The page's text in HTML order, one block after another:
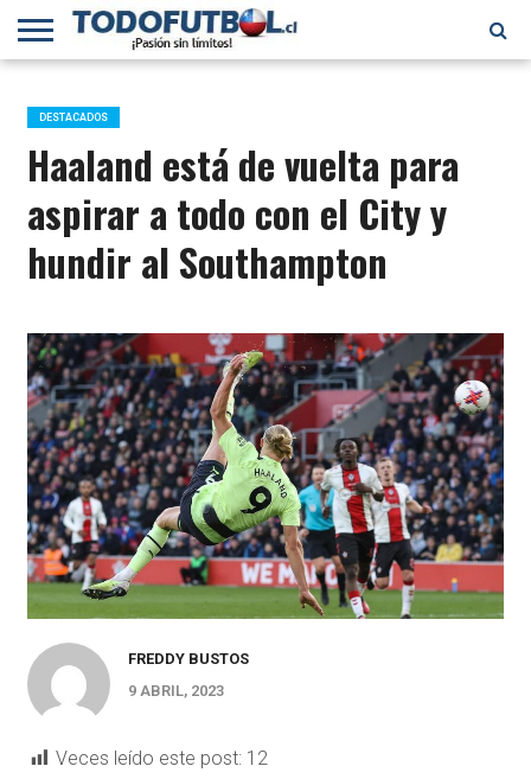
PRIMERA
B
SELECCIÓN
CHILENA
CHILENOS
EN EL
MUNDO
FÚTBOL
INTERNACIONAL
DESTACADOS
Haaland está de vuelta para
aspirar a todo con el City y
hundir al Southampton
FREDDY BUSTOS
9 ABRIL, 2023
Veces leído este post: 12